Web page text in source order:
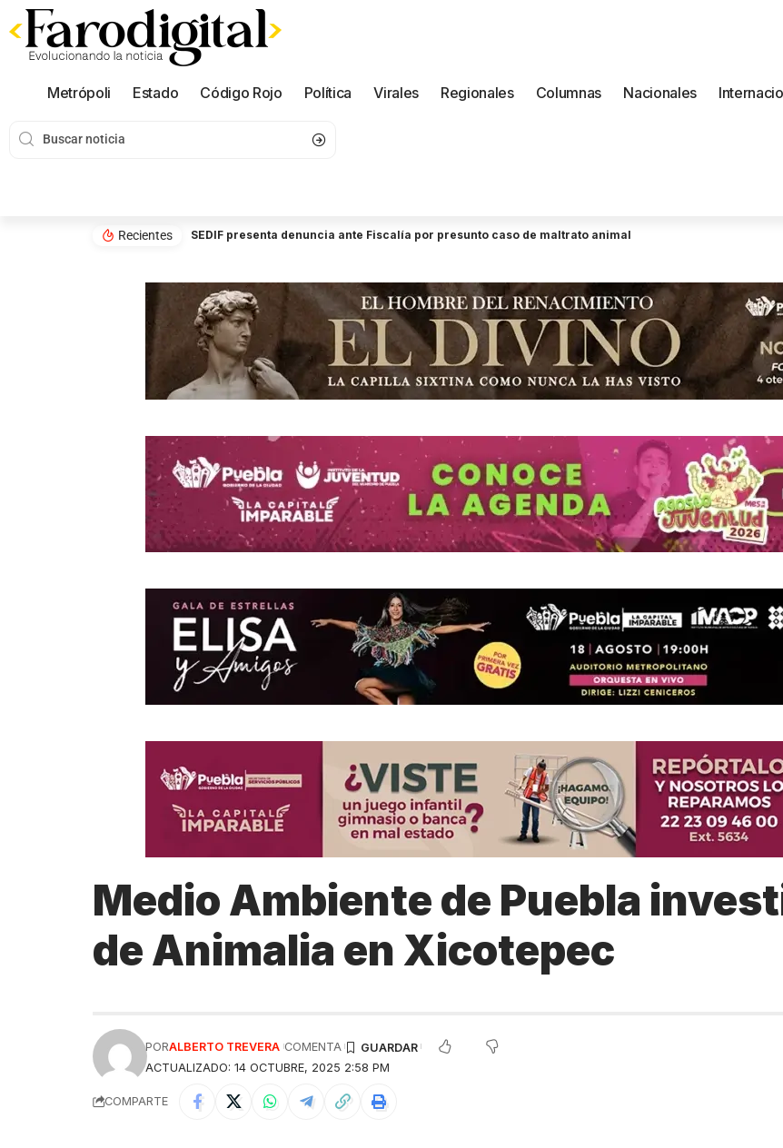
Metrópoli Estado Código Rojo Política Virales Regionales Columnas Nacionales
Recientes SEDIF presenta denuncia ante Fiscalía por presunto caso de maltrato animal
Medio Ambiente de Puebla
de Animalia en Xicotepec
ACTUALIZADO: 14 OCTUBRE, 2025 2:58 PM
PORALBERTO TREVERA COMENTA
COMPARTE